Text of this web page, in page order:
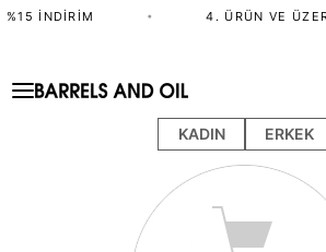
İNDIRIM • 4. ÜRÜN VE
KADIN ERKEK